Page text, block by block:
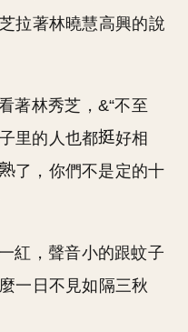
拉著林曉慧高興的說
著林秀芝，&“不至
里的人也都
好相
了，你們不是定的十
紅，聲音小的跟蚊子
一日不見如隔三秋